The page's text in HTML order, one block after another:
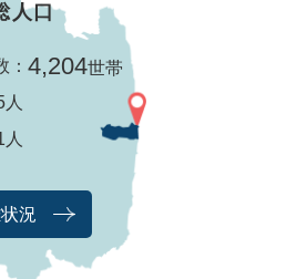
人口
： 4,204世帯
況